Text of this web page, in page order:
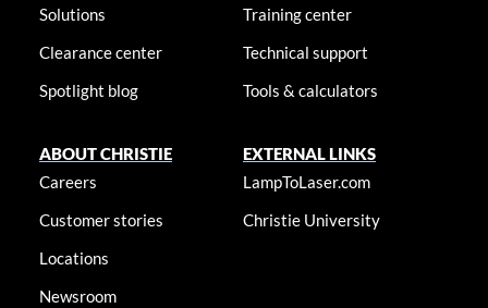
Solutions
Clearance center
Spotlight blog
Training center
Technical support
Tools & calculators
ABOUT CHRISTIE
Careers
Customer stories
Locations
Newsroom
EXTERNAL LINKS
LampToLaser.com
Christie University